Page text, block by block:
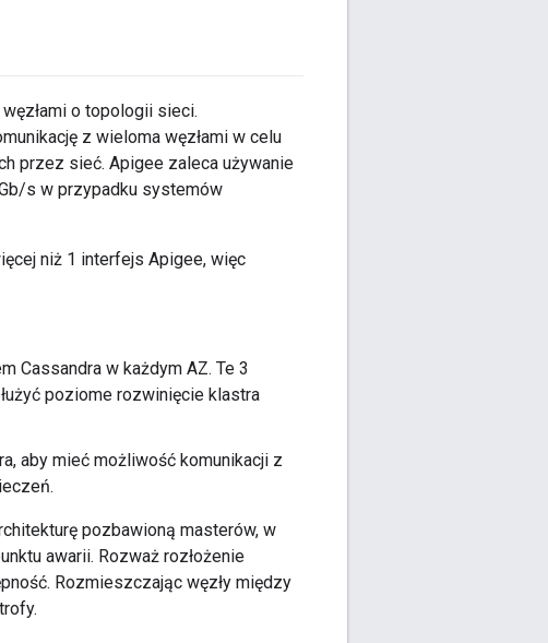
o topologii sieci.
z wieloma węzłami w celu
przez sieć. Apigee zaleca używanie
s w przypadku systemów
niż 1 interfejs Apigee, więc
Cassandra w każdym AZ. Te 3
poziome rozwinięcie klastra
aby mieć możliwość komunikacji z
pozbawioną masterów, w
awarii. Rozważ rozłożenie
Rozmieszczając węzły między